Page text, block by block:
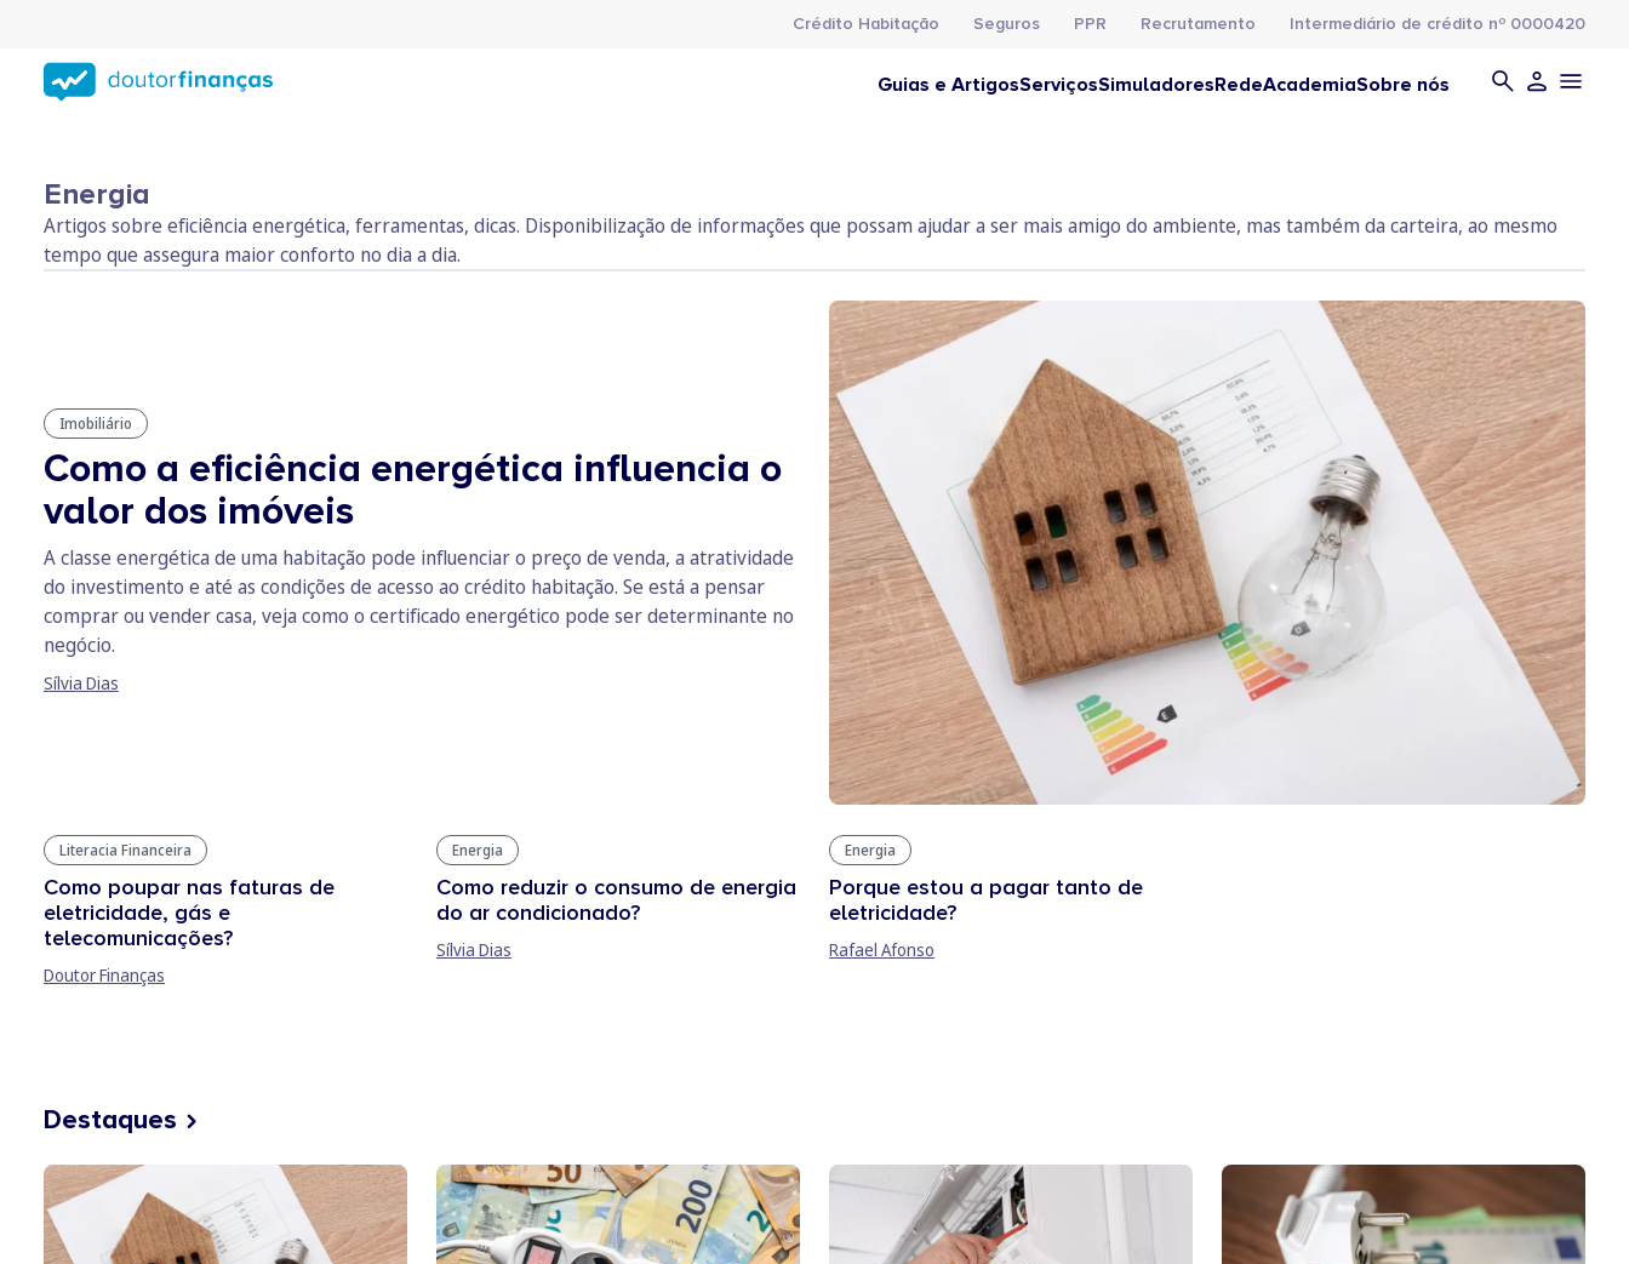
conteúdo
principal
Crédito Habitação Seguros PPR Recrutamento Intermediário de crédito nº 0000420
Guias e ArtigosServiçosSimuladoresRedeAcademiaSobre nós
Energia
Artigos sobre eficiência energética, ferramentas, dicas. Disponibilização de informações que possam ajudar a ser mais amigo do ambiente, mas também da carteira, ao mesmo
tempo que assegura maior conforto no dia a dia.
Imobiliário
Como a eficiência energética influencia o
valor dos imóveis
A classe energética de uma habitação pode influenciar o preço de venda, a atratividade
do investimento e até as condições de acesso ao crédito habitação. Se está a pensar
comprar ou vender casa, veja como o certificado energético pode ser determinante no
negócio.
Sílvia Dias
Literacia Financeira
Como poupar nas faturas de
eletricidade, gás e
telecomunicações?
Doutor Finanças
Energia
Como reduzir o consumo de energia
do ar condicionado?
Sílvia Dias
Energia
Porque estou a pagar tanto de
eletricidade?
Rafael Afonso
Destaques